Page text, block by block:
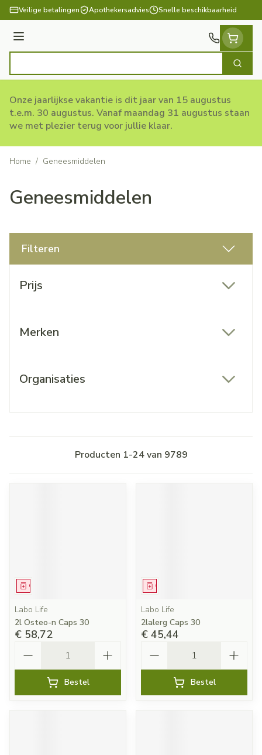
Ga naar de inhoud
Veilige betalingen Apothekersadvies Snelle beschikbaarheid
Menu
Zoek
Onze jaarlijkse vakantie is dit jaar van 15 augustus
t.e.m. 30 augustus. Vanaf maandag 31 augustus staan
we met plezier terug voor jullie klaar.
Home / Geneesmiddelen
Geneesmiddelen
Filteren
Prijs
Merken
Organisaties
Producten 1-24van 9789
Geneesmiddel
Labo Life
2l Osteo-n Caps 30
€ 58,72
Bestel
Geneesmiddel
Labo Life
2lalerg Caps 30
€ 45,44
Bestel